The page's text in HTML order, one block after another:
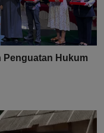
Penguatan Hukum